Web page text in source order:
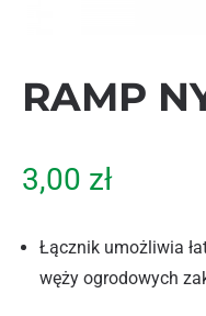
RAMP
3,00 zł
Łącznik umożliwia
węży ogrodowych